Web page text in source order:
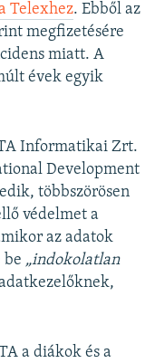
Telexhez. Ebből az
megfizetésére
miatt. A
évek egyik
Informatikai Zrt.
Development
többszörösen
védelmet a
az adatok
be „indokolatlan
a diákok és a